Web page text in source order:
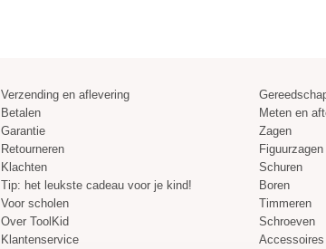
Verzending en aflevering
Betalen
Garantie
Retourneren
Klachten
Tip: het leukste cadeau voor je kind!
Voor scholen
Over ToolKid
Klantenservice
Meten en
Zagen
Figuurzagen
Schuren
Boren
Timmeren
Schroeven
Accessoires